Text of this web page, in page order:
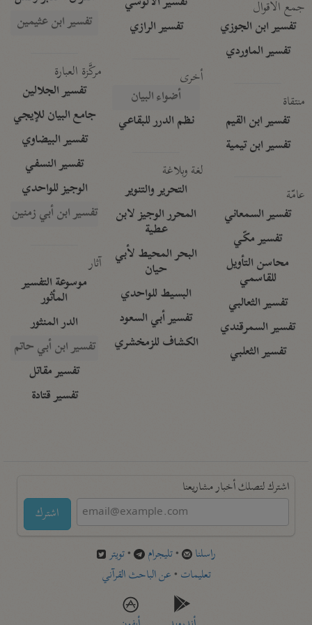
جمع الأقوال
تفسير ابن الجوزي
تفسير الماوردي
منتقاة
تفسير ابن القيم
تفسير ابن تيمية
عامّة
تفسير السمعاني
تفسير مكّي
محاسن التأويل
للقاسمي
تفسير الثعالبي
تفسير السمرقندي
تفسير الثعلبي
تفسير الرازي
أخرى
أضواء البيان
نظم الدرر للبقاعي
لغة وبلاغة
التحرير والتنوير
المحرر الوجيز لابن
عطية
البحر المحيط لأبي
حيان
البسيط للواحدي
تفسير أبي السعود
الكشاف للزمخشري
تفسير ابن عثيمين
مركَّزة العبارة
تفسير الجلالين
جامع البيان للإيجي
تفسير البيضاوي
تفسير النسفي
الوجيز للواحدي
تفسير ابن أبي زمنين
آثار
موسوعة التفسير
المأثور
الدر المنثور
تفسير ابن أبي حاتم
تفسير مقاتل
تفسير قتادة
اشترك لتصلك أخبار مشاريعنا
اشترك
راسلنا •تليجرام •تويتر
تعليمات •عن الباحث القرآني